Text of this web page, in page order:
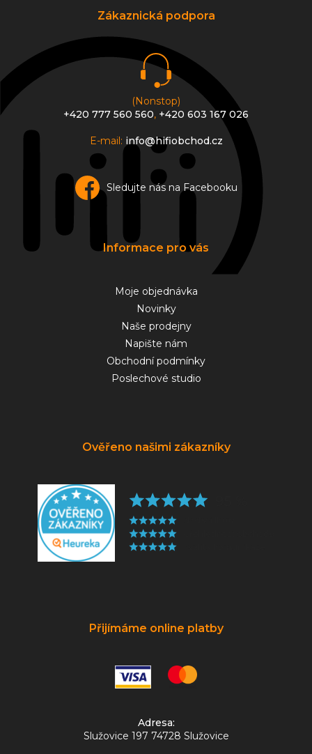
Zákaznická podpora
(Nonstop)
+420 777 560 560, +420 603 167 026
E-mail: info@hifiobchod.cz
Sledujte nás na Facebooku
Informace pro vás
Moje objednávka
Novinky
Naše prodejny
Napište nám
Obchodní podmínky
Poslechové studio
Ověřeno našimi zákazníky
Přijímáme online platby
Adresa:
Služovice 197 74728 Služovice